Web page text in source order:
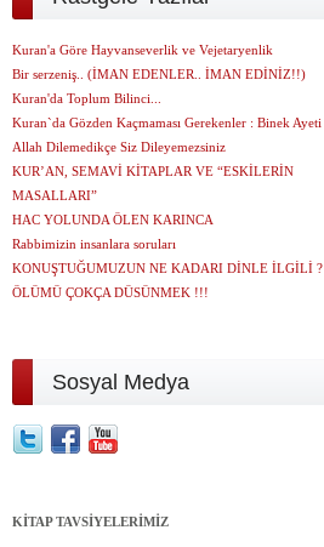
Kuran'a Göre Hayvanseverlik ve Vejetaryenlik
Bir serzeniş.. (İMAN EDENLER.. İMAN EDİNİZ!!)
Kuran'da Toplum Bilinci...
Kuran`da Gözden Kaçmaması Gerekenler : Binek Ayeti
Allah Dilemedikçe Siz Dileyemezsiniz
KUR’AN, SEMAVİ KİTAPLAR VE “ESKİLERİN
MASALLARI”
HAC YOLUNDA ÖLEN KARINCA
Rabbimizin insanlara soruları
KONUŞTUĞUMUZUN NE KADARI DİNLE İLGİLİ ?
ÖLÜMÜ ÇOKÇA DÜSÜNMEK !!!
Sosyal Medya
KİTAP TAVSİYELERİMİZ